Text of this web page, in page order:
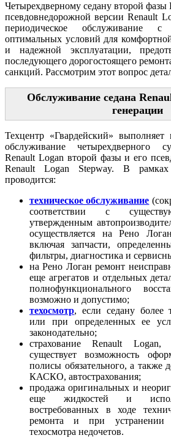
Четырехдверному седану второй фазы
псевдовнедорожной версии Renault
периодическое обслуживание
оптимальных условий для
и надежной эксплуатации,
последующего дорогостоящего
санкций. Рассмотрим этот вопрос
Обслуживание седана
генерации
Техцентр «Гвардейский»
обслуживание четырехдверного
Renault Logan второй фазы и его
Renault Logan Stepway. В рамках
проводится:
техническое обслуживание
соответствии с
утвержденным
осуществляется на Рено
включая запчасти,
фильтры, диагностика и
на Рено Логан ремонт
еще агрегатов и отдельных
полнофункционального
возможно и допустимо;
техосмотр, если седану более
или при определенных ее
законодательно;
страхование Renault
существует возможность
полисы обязательного, а также
КАСКО, автострахования;
продажа оригинальных и
еще жидкостей и
востребованных в ходе
ремонта и при
техосмотра недочетов.